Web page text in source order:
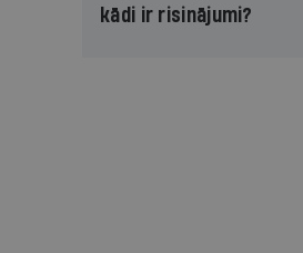
kādi ir risinājumi?